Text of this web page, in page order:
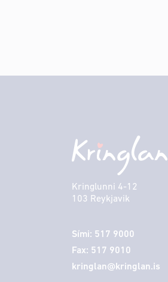
Kringlunni 4-12
103 Reykjavik
Sími: 517 9000
Fax: 517 9010
kringlan@kringlan.is